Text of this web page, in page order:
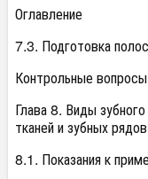
Оглавление
7.3. Подготовка
Контрольные
Глава 8. Виды
тканей и зубных рядов
8.1. Показания к